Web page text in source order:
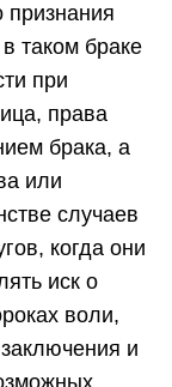
признания
таком браке
при
права
брака, а
или
случаев
когда они
иск о
воли,
и